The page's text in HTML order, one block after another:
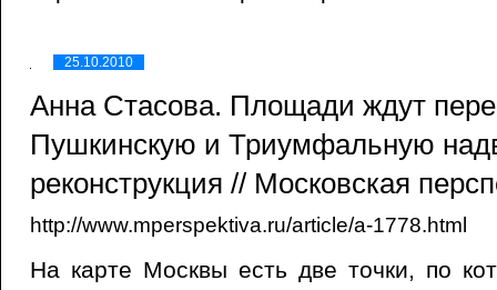
25.10.2010
Анна Стасова. Площади ждут
Пушкинскую и Триумфальную
реконструкция // Московская
http://www.mperspektiva.ru/article/a-1778.html
На карте Москвы есть две точки, по